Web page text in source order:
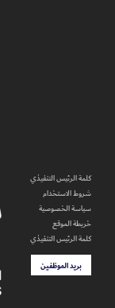
كلمة الرئيس التنفيذي
شروط الاستخدام
سياسة الخصوصية
خريطة الموقع
كلمة الرئيس التنفيذي
بريد الموظفين